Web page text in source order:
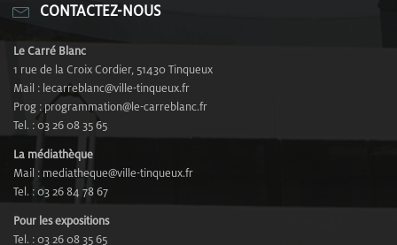
CONTACTEZ-NOUS
Le Carré Blanc
1 rue de la Croix Cordier, 51430 Tinqueux
Mail : lecarreblanc@ville-tinqueux.fr
Prog : programmation@le-carreblanc.fr
Tel. : 03 26 08 35 65
La médiathèque
Mail : mediatheque@ville-tinqueux.fr
Tel. : 03 26 84 78 67
Pour les expositions
Tel. : 03 26 08 35 65